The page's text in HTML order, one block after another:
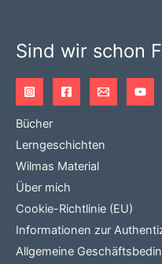
Sind wir schon
Bücher
Lerngeschichten
Wilmas Material
Über mich
Cookie-Richtlinie (EU)
Informationen zur
Allgemeine